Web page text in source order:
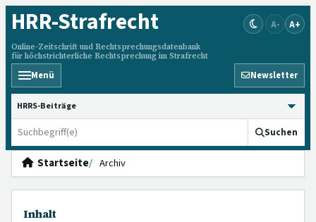
HRR-Strafrecht
Online-Zeitschrift und Rechtsprechungsdatenbank
für höchstrichterliche Rechtsprechung im Strafrecht
A- A+
Menü Newsletter
HRRS durchsuchen
Suchen
Startseite Archiv
Inhalt